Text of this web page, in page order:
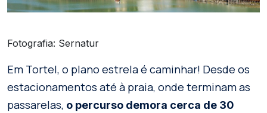
Fotografia: Sernatur
Em Tortel, o plano estrela é caminhar! Desde os
estacionamentos até à praia, onde terminam as
passarelas, o percurso demora cerca de 30